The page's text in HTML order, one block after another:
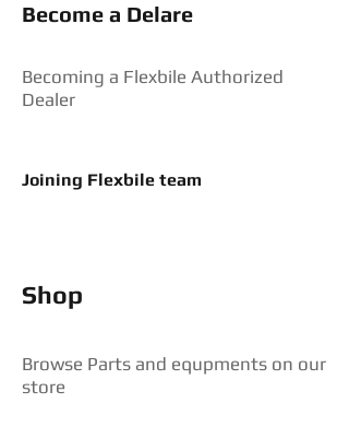
Become a Delare
Becoming a Flexbile Authorized
Dealer
Joining Flexbile team
Shop
Browse Parts and equpments on our
store